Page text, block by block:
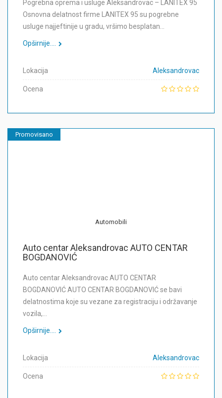
Pogrebna oprema i usluge Aleksandrovac – LANITEX 95
Osnovna delatnost firme LANITEX 95 su pogrebne
usluge najjeftinije u gradu, vršimo besplatan…
Opširnije....
Lokacija Aleksandrovac
Ocena
Promovisano
Automobili
Auto centar Aleksandrovac AUTO CENTAR
BOGDANOVIĆ
Auto centar Aleksandrovac AUTO CENTAR
BOGDANOVIĆ AUTO CENTAR BOGDANOVIĆ se bavi
delatnostima koje su vezane za registraciju i održavanje
vozila,…
Opširnije....
Lokacija Aleksandrovac
Ocena